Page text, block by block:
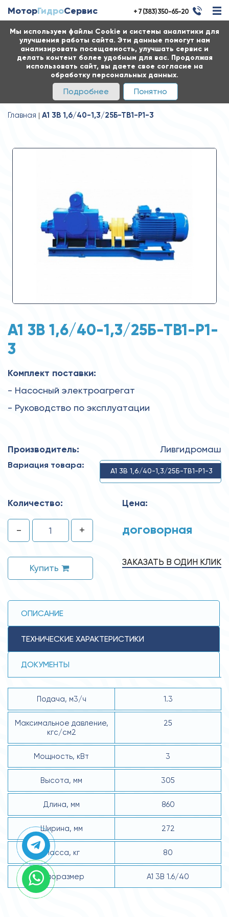
Мы используем файлы Cookie и системы аналитики для
улучшения работы сайта. Эти данные помогут нам
анализировать посещаемость, улучшать сервис и
делать контент более удобным для вас. Продолжая
использовать сайт, вы даете свое согласие на
обработку персональных данных.
Подробнее Понятно
МоторГидроСервис + 7 (383) 350-65-20
Главная А1 3В 1,6/40-1,3/25Б-ТВ1-Р1-3
А1 3В 1,6/40-1,3/25Б-ТВ1-Р1-
3
Комплект поставки:
- Насосный электроагрегат
- Руководство по эксплуатации
Производитель: Ливгидромаш
Вариация товара:
А1 3В 1,6/40-1,3/25Б-ТВ1-Р1-3
Количество:
- +
Купить
Цена:
договорная
ЗАКАЗАТЬ В ОДИН КЛИК
ОПИСАНИЕ
ТЕХНИЧЕСКИЕ ХАРАКТЕРИСТИКИ
ДОКУМЕНТЫ
Подача, м3/ч 1.3
Максимальное давление,
кгс/см2
25
Мощность, кВт 3
Высота, мм 305
Длина, мм 860
Ширина, мм 272
Масса, кг 80
Типоразмер А1 3В 1.6/40